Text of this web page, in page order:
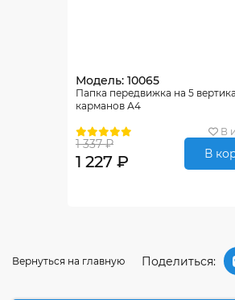
Модель: 10065
Папка передвижка на 5
карманов А4
В
1 337 ₽
1 227 ₽ В
Поделиться:
Вернуться на главную